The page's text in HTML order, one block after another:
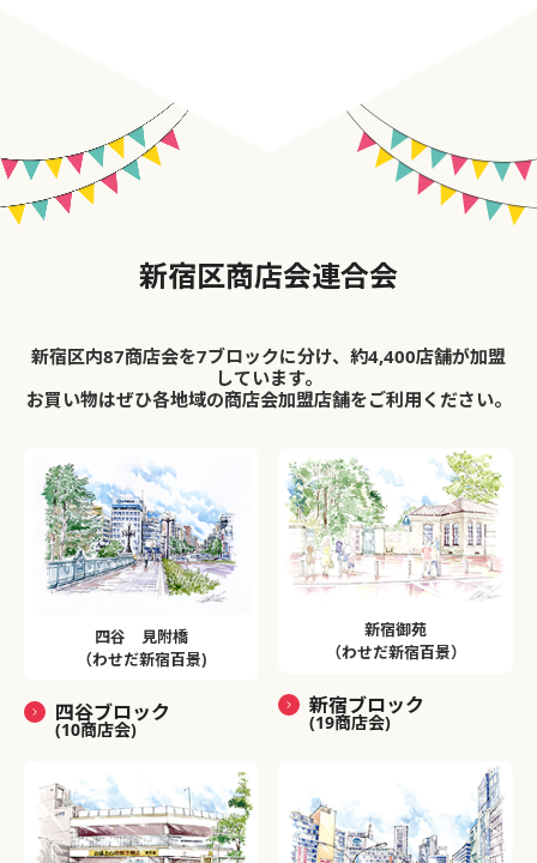
新宿区商店会連合会
新宿区内87商店会を7ブロックに分け、約4,400店舗が加盟
しています。
お買い物はぜひ各地域の商店会加盟店舗をご利用ください。
四谷 見附橋
（わせだ新宿百景)
四谷ブロック
(10商店会)
新宿御苑
（わせだ新宿百景）
新宿ブロック
(19商店会)